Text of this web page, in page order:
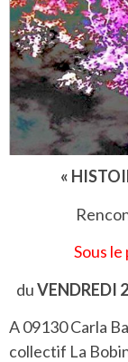
«
Sous le
duVENDREDI
A 09130 Carla
collectif La